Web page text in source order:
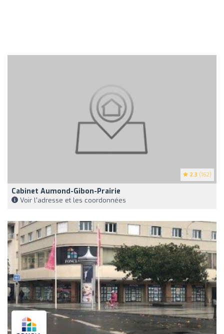
2.3 (162)
Cabinet Aumond-Gibon-Prairie
Voir l'adresse et les coordonnées